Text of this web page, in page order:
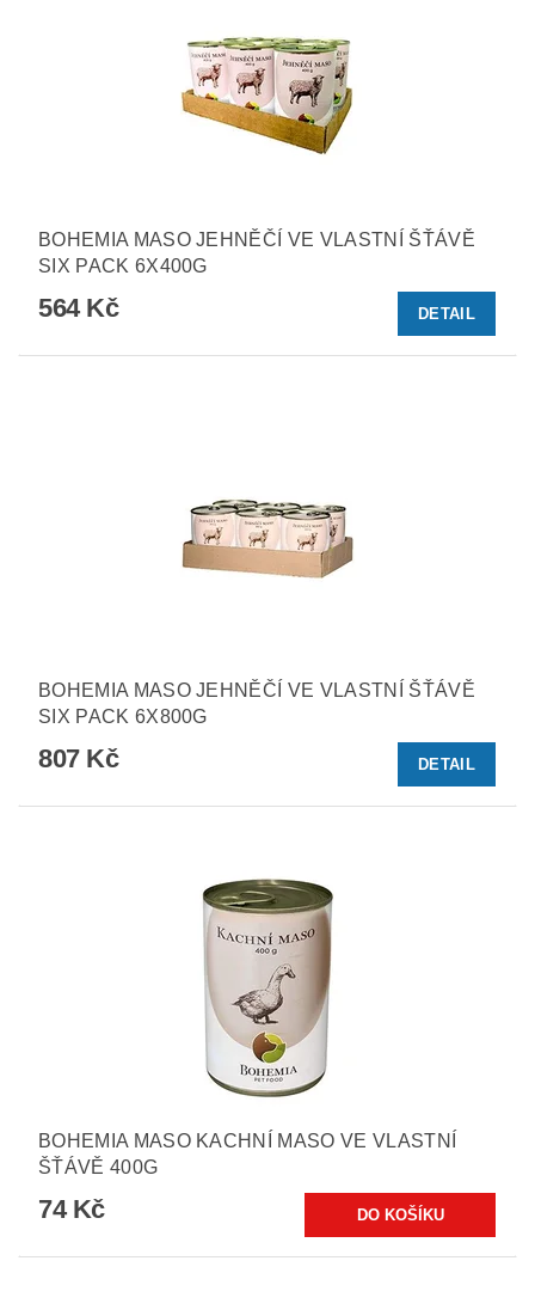
BOHEMIA MASO JEHNĚČÍ VE VLASTNÍ ŠŤÁVĚ
SIX PACK 6X400G
564 Kč DETAIL
BOHEMIA MASO JEHNĚČÍ VE VLASTNÍ ŠŤÁVĚ
SIX PACK 6X800G
807 Kč DETAIL
BOHEMIA MASO KACHNÍ MASO VE VLASTNÍ
ŠŤÁVĚ 400G
74 Kč